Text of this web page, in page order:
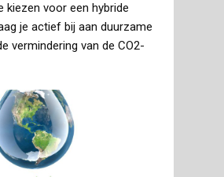
kiezen voor een hybride
je actief bij aan duurzame
vermindering van de CO2-